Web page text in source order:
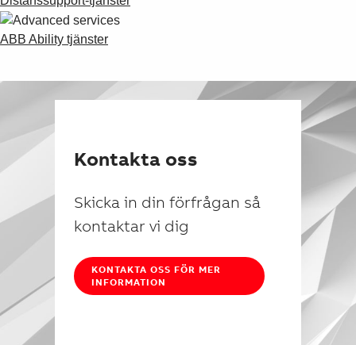
Products
See more products
0
ABB Ability tjänster
Kontakta oss
Skicka in din förfrågan så
kontaktar vi dig
KONTAKTA OSS FÖR MER
INFORMATION